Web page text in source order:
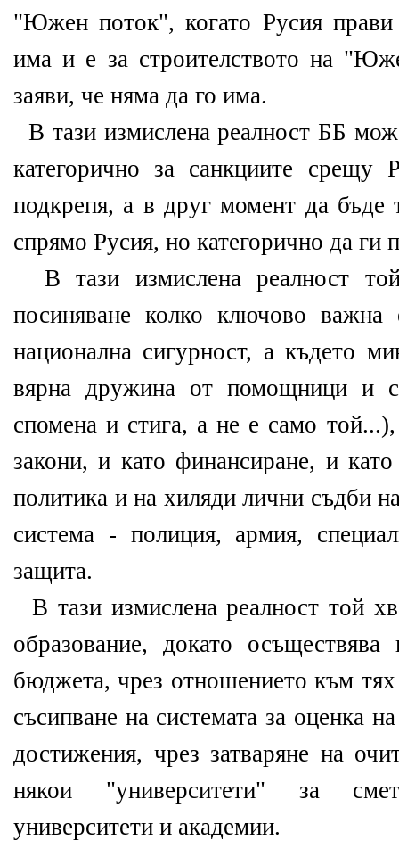
"Южен поток", когато Русия прави
има и е за строителството на
заяви, че няма да го има.
В тази измислена реалност ББ
категорично за санкциите
подкрепя, а в друг момент да бъде
спрямо Русия, но категорично да ги
В тази измислена реалност
посиняване колко ключово важна
национална сигурност, а където
вярна дружина от помощници и
спомена и стига, а не е само
закони, и като финансиране, и
политика и на хиляди лични съдби
система - полиция, армия,
защита.
В тази измислена реалност той
образование, докато
бюджета, чрез отношението към
съсипване на системата за оценка
достижения, чрез затваряне на
някои "университети" за
университети и академии.